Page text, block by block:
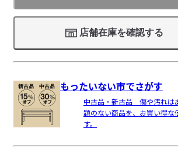
店舗在庫を確認する
もったいない市でさがす
中古品・新古品 傷や汚れは
題のない商品を、お買い得な
す。